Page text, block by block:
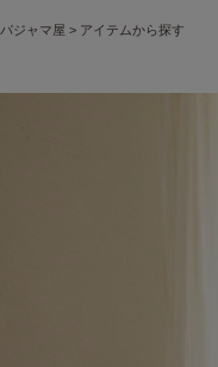
パジャマ屋 アイテムから探す